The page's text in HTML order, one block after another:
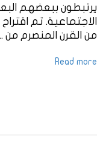
يرتبطون ببعضهم
الاجتماعية. تم
من القرن المنصرم من ..
Read more